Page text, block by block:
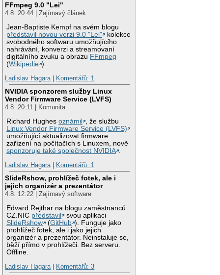
FFmpeg 9.0 "Lei"
4.8. 20:44 | Zajímavý článek
Jean-Baptiste Kempf na svém blogu
představil novou verzi 9.0 "Lei"
kolekce
svobodného softwaru umožňujícího
nahrávání, konverzi a streamovaní
digitálního zvuku a obrazu FFmpeg
(Wikipedie ).
Ladislav Hagara| Komentářů: 1
NVIDIA sponzorem služby Linux
Vendor Firmware Service (LVFS)
4.8. 20:11 | Komunita
Richard Hughesoznámil
, že službu
Linux Vendor Firmware Service (LVFS)
umožňující aktualizovat firmware
zařízení na počítačích s Linuxem, nově
sponzoruje také společnost NVIDIA
Ladislav Hagara| Komentářů: 1
SlideRshow, prohlížeč fotek, ale i
jejich organizér a prezentátor
4.8. 12:22 | Zajímavý software
Edvard Rejthar na blogu zaměstnanců
CZ.NIC představil
svou aplikaci
SlideRshow
(GitHub ). Funguje jako
prohlížeč fotek, ale i jako jejich
organizér a prezentátor. Neinstaluje se,
běží přímo v prohlížeči. Bez serveru.
Offline.
Ladislav Hagara| Komentářů: 3